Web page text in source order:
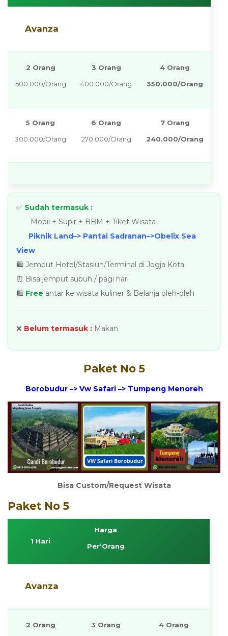
Avanza
2 Orang
500.000/Orang
3 Orang
400.000/Orang
4 Orang
350.000/Orang
5 Orang
300.000/Orang
6 Orang
270.000/Orang
7 Orang
240.000/Orang
✅ Sudah termasuk :
Mobil + Supir + BBM + Tiket Wisata
Piknik Land–> Pantai Sadranan–>Obelix Sea
View
🛍️ Jemput Hotel/Stasiun/Terminal di Jogja Kota
⏰ Bisa jemput subuh / pagi hari
🛍️ Free antar ke wisata kuliner & Belanja oleh-oleh
❌ Belum termasuk : Makan
Paket No 5
Borobudur –> Vw Safari –> Tumpeng Menoreh
Bisa Custom/Request Wisata
Paket No 5
1 Hari
Harga
Per’Orang
Avanza
2 Orang
3 Orang
4 Orang